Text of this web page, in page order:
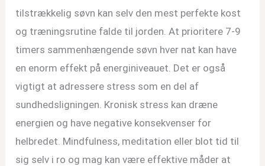
tilstrækkelig søvn kan selv den mest perfekte kost
og træningsrutine falde til jorden. At prioritere 7-9
timers sammenhængende søvn hver nat kan have
en enorm effekt på energiniveauet. Det er også
vigtigt at adressere stress som en del af
sundhedsligningen. Kronisk stress kan dræne
energien og have negative konsekvenser for
helbredet. Mindfulness, meditation eller blot tid til
sig selv i ro og mag kan være effektive måder at